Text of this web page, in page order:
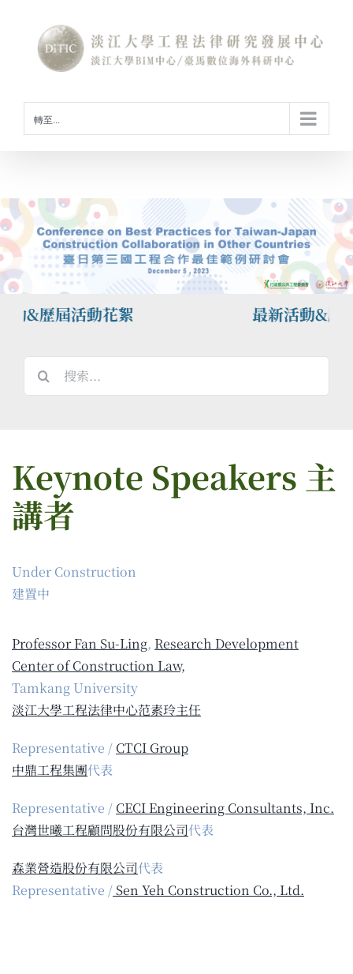
content
轉至...
&歷屆活動花絮 最新活動&歷屆
Keynote Speakers 主
講者
Under Construction
建置中
Professor Fan Su-Ling, Research Development
Center of Construction Law,
Tamkang University
淡江大學工程法律中心范素玲主任
Representative / CTCI Group
中鼎工程集團代表
Representative / CECI Engineering Consultants, Inc.
台灣世曦工程顧問股份有限公司代表
森業營造股份有限公司代表
Representative /Sen Yeh Construction Co., Ltd.